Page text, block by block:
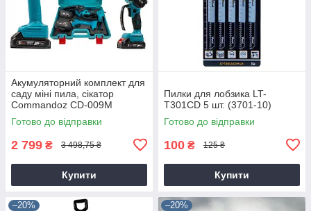
Акумуляторний комплект для
саду міні пила, сікатор
Commandoz CD-009M
Готово до відправки
2 799 ₴ 3 498,75 ₴
Купити
Пилки для лобзика LT-
T301CD 5 шт. (3701-10)
Готово до відправки
100 ₴ 125 ₴
Купити
–20% –20%